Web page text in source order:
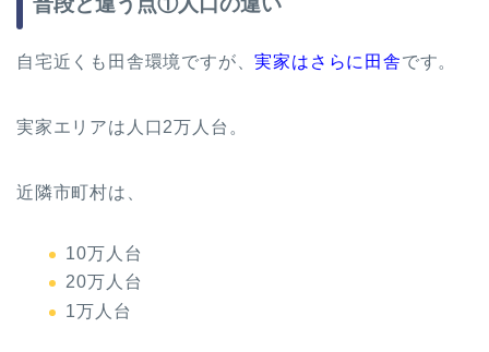
自宅近くも田舎環境ですが、実家はさらに田舎です。
実家エリアは人口2万人台。
近隣市町村は、
10万人台
20万人台
1万人台